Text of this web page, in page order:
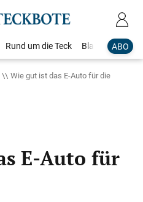
ABO
Rund um die Teck Blaulicht
Wie gut ist das E-Auto für die
E-Auto für